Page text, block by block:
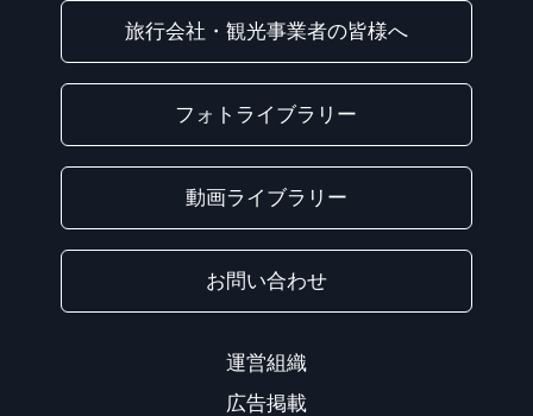
旅行会社・観光事業者の皆様へ
フォトライブラリー
動画ライブラリー
お問い合わせ
運営組織
広告掲載